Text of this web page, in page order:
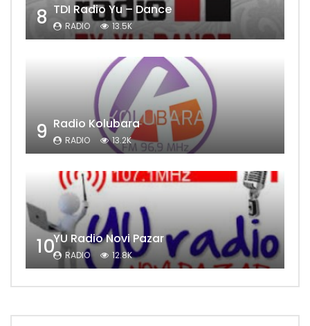
8 TDI Radio Yu – Dance
RADIO 13.5K
9 Radio Kolubara
RADIO 13.2K
10YU Radio Novi Pazar
RADIO 12.8K